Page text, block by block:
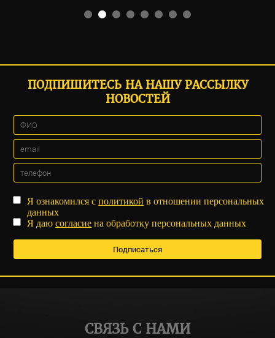
ПОДПИШИТЕСЬ НА НАШУ РАССЫЛКУ
НОВОСТЕЙ
Я ознакомился сполитикой в отношении персональных
данных
Я даюсогласие на обработку персональных данных
СВЯЗЬ С НАМИ